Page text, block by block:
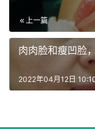
上一篇
肉肉脸和瘦凹脸
2022年04月12日